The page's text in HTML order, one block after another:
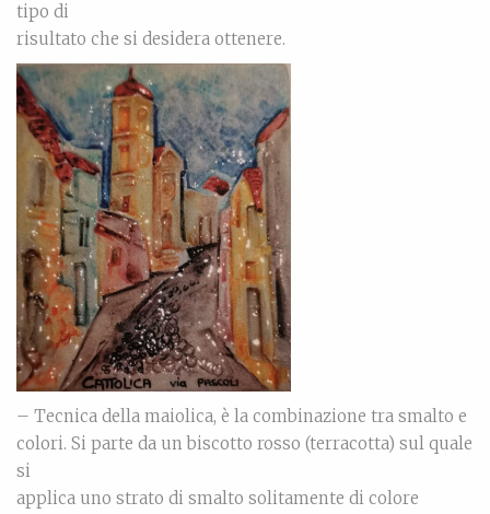
tipo di
risultato che si desidera ottenere.
– Tecnica della maiolica, è la combinazione tra smalto e
colori. Si parte da un biscotto rosso (terracotta) sul quale
si
applica uno strato di smalto solitamente di colore